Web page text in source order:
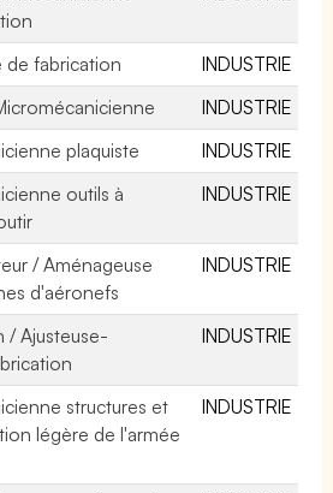
de fabrication
INDUSTRIE
INDUSTRIE
plaquiste
INDUSTRIE
outils à
INDUSTRIE
/ Aménageuse
d'aéronefs
INDUSTRIE
/ Ajusteuse-
INDUSTRIE
structures et
légère de l'armée
INDUSTRIE